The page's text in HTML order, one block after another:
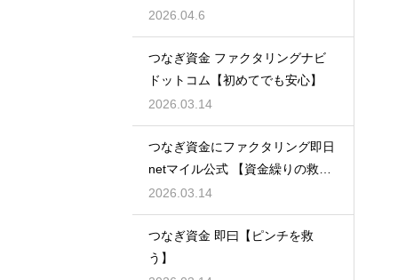
2026.04.6
つなぎ資金 ファクタリングナビ
ドットコム【初めてでも安心】
2026.03.14
つなぎ資金にファクタリング即日
netマイル公式 【資金繰りの救世
主】
2026.03.14
つなぎ資金 即曰【ピンチを救
う】